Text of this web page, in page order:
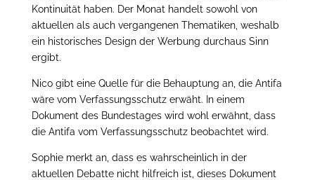
Kontinuität haben. Der Monat handelt sowohl von
aktuellen als auch vergangenen Thematiken, weshalb
ein historisches Design der Werbung durchaus Sinn
ergibt.
Nico gibt eine Quelle für die Behauptung an, die Antifa
wäre vom Verfassungsschutz erwäht. In einem
Dokument des Bundestages wird wohl erwähnt, dass
die Antifa vom Verfassungsschutz beobachtet wird.
Sophie merkt an, dass es wahrscheinlich in der
aktuellen Debatte nicht hilfreich ist, dieses Dokument